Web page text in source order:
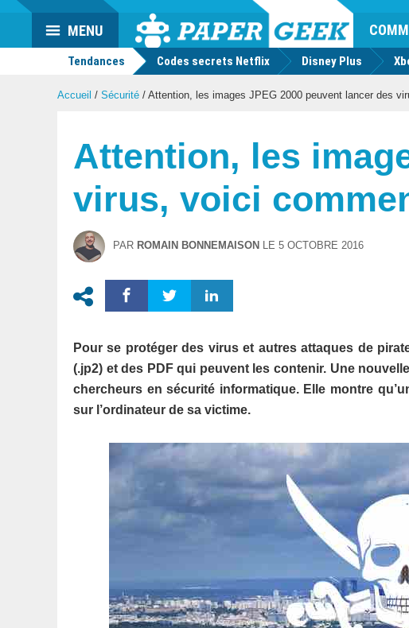
Actu
geek
MENU
Tendances Codes secrets Netflix Disney Plus
Accueil / Sécurité / Attention, les images JPEG 2000 peuvent lancer des
Attention, les
virus, voici
PAR ROMAIN BONNEMAISON LE 5 OCTOBRE 2016
Pour se protéger des virus et autres attaques de
(.jp2) et des PDF qui peuvent les contenir. Une
chercheurs en sécurité informatique. Elle montre
sur l’ordinateur de sa victime.